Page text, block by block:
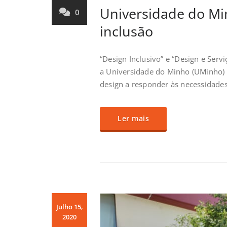
0
Universidade do
inclusão
“Design Inclusivo” e “Design e
a Universidade do Minho
design a responder às
Ler mais
Julho 15,
2020